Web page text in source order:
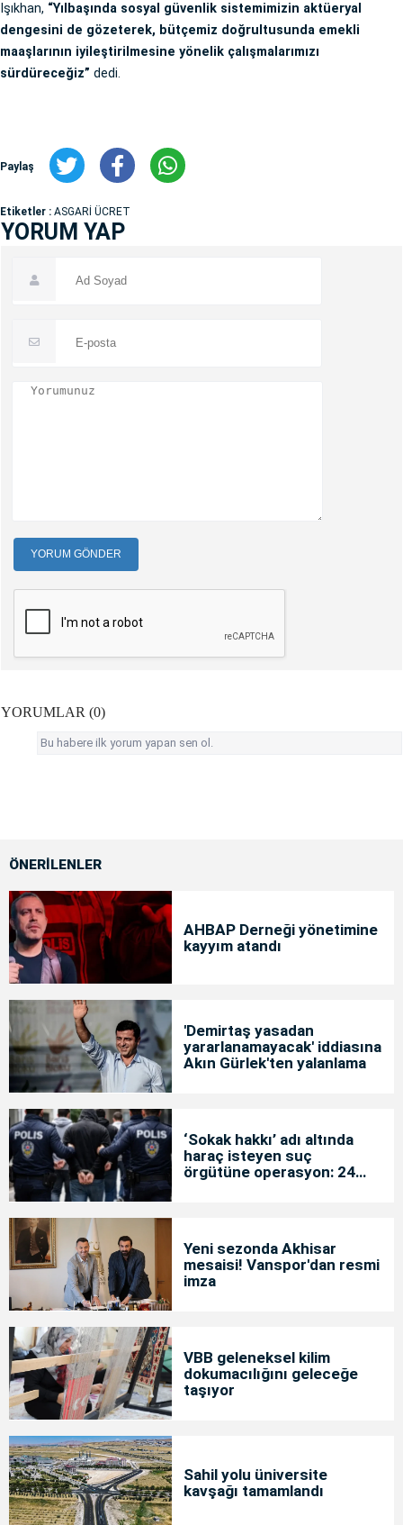
Işıkhan, “Yılbaşında sosyal güvenlik sistemimizin aktüeryal
dengesini de gözeterek, bütçemiz doğrultusunda emekli
maaşlarının iyileştirilmesine yönelik çalışmalarımızı
sürdüreceğiz” dedi.
Paylaş
Etiketler : ASGARİ ÜCRET
YORUM YAP
YORUM GÖNDER
YORUMLAR (0)
Bu habere ilk yorum yapan sen ol.
ÖNERİLENLER
AHBAP Derneği yönetimine
kayyım atandı
'Demirtaş yasadan
yararlanamayacak' iddiasına
Akın Gürlek'ten yalanlama
‘Sokak hakkı’ adı altında
haraç isteyen suç
örgütüne operasyon: 24
Yeni sezonda Akhisar
mesaisi! Vanspor'dan resmi
imza
VBB geleneksel kilim
dokumacılığını geleceğe
taşıyor
Sahil yolu üniversite
kavşağı tamamlandı